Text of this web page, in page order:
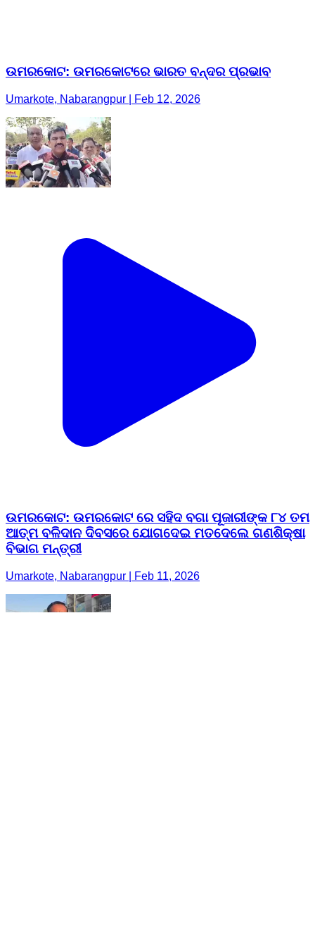
ଉମରକୋଟ: ଉମରକୋଟରେ ଭାରତ ବନ୍ଦର ପ୍ରଭାବ
Umarkote, Nabarangpur | Feb 12, 2026
ଉମରକୋଟ: ଉମରକୋଟ ରେ ସହିଦ ବଗା ପୂଜାରୀଙ୍କ ୮୪ ତମ
ଆତ୍ମ ବଳିଦାନ ଦିବସରେ ଯୋଗଦେଇ ମତଦେଲେ ଗଣଶିକ୍ଷା
ବିଭାଗ ମନ୍ତ୍ରୀ
Umarkote, Nabarangpur | Feb 11, 2026